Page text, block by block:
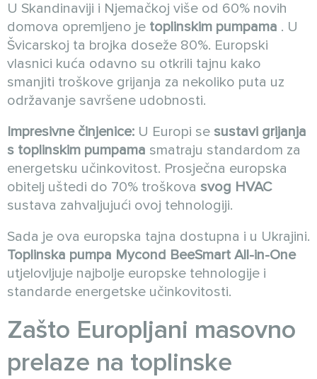
U Skandinaviji i Njemačkoj više od 60% novih
domova opremljeno je toplinskim pumpama . U
Švicarskoj ta brojka doseže 80%. Europski
vlasnici kuća odavno su otkrili tajnu kako
smanjiti troškove grijanja za nekoliko puta uz
održavanje savršene udobnosti.
Impresivne činjenice: U Europi se sustavi grijanja
s toplinskim pumpama smatraju standardom za
energetsku učinkovitost. Prosječna europska
obitelj uštedi do 70% troškova svog HVAC
sustava zahvaljujući ovoj tehnologiji.
Sada je ova europska tajna dostupna i u Ukrajini.
Toplinska pumpa Mycond BeeSmart All-in-One
utjelovljuje najbolje europske tehnologije i
standarde energetske učinkovitosti.
Zašto Europljani masovno
prelaze na toplinske